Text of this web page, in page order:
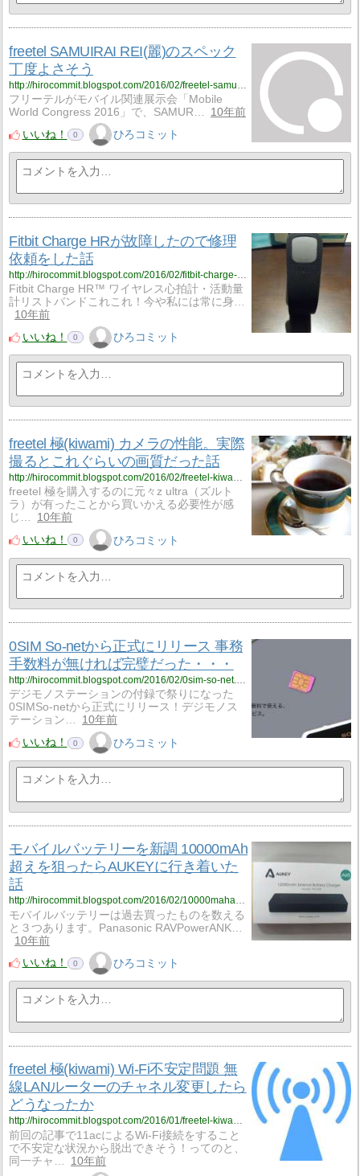
freetel SAMUIRAI REI(麗)のスペック
丁度よさそう
フリーテルがモバイル関連展示会「Mobile
World Congress 2016」で、SAMUR…
10年前
いいね！
0 ひろコミット
Fitbit Charge HRが故障したので修理
依頼をした話
Fitbit Charge HR™ ワイヤレス心拍計・活動量
計リストバンドこれこれ！今や私には常に身…
10年前
いいね！
0 ひろコミット
freetel 極(kiwami) カメラの性能。実際
撮るとこれぐらいの画質だった話
http://hirocommit.blogspot.com/2016/02/freetel-kiwami.html
freetel 極を購入するのに元々z ultra（ズルト
ラ）が有ったことから買いかえる必要性が感
じ…
10年前
いいね！
0 ひろコミット
0SIM So-netから正式にリリース 事務
手数料が無ければ完璧だった・・・
http://hirocommit.blogspot.com/2016/02/0sim-so-net.html
デジモノステーションの付録で祭りになった
0SIMSo-netから正式にリリース！デジモノス
テーション…
10年前
いいね！
0 ひろコミット
モバイルバッテリーを新調 10000mAh
超えを狙ったらAUKEYに行き着いた
話
http://hirocommit.blogspot.com/2016/02/10000mahaukey.html
モバイルバッテリーは過去買ったものを数える
と３つあります。Panasonic RAVPowerANK…
10年前
いいね！
0 ひろコミット
freetel 極(kiwami) Wi-Fi不安定問題 無
線LANルーターのチャネル変更したら
どうなったか
http://hirocommit.blogspot.com/2016/01/freetel-kiwami-wi-fi-lan.html
前回の記事で11acによるWi-Fi接続をすること
で不安定な状況から脱出できそう！ってのと、
同一チャ…
10年前